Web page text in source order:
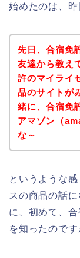
始めたのは、昨
先日、合宿免
友達から教え
許のマイライ
品のサイトが
緒に、合宿免
アマゾン（
な～
というような
スの商品の話
に、初めて、
を知ったのです